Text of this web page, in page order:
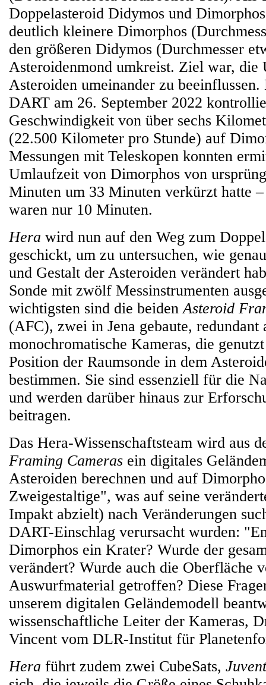
Doppelasteroid Didymos und
deutlich kleinere Dimorphos
den größeren Didymos (Durchmesser
Asteroidenmond umkreist. Ziel war, die
Asteroiden umeinander zu
DART am 26. September 2022
Geschwindigkeit von über sechs
(22.500 Kilometer pro Stunde) auf
Messungen mit Teleskopen konnten
Umlaufzeit von Dimorphos von
Minuten um 33 Minuten verkürzt hatte
waren nur 10 Minuten.
Hera wird nun auf den Weg zum
geschickt, um zu untersuchen, wie
und Gestalt der Asteroiden verändert
Sonde mit zwölf Messinstrumenten
wichtigsten sind die beidenAsteroid
(AFC), zwei in Jena gebaute, redundant
monochromatische Kameras, die
Position der Raumsonde in dem
bestimmen. Sie sind essenziell für die
und werden darüber hinaus zur
beitragen.
Das Hera-Wissenschaftsteam wird aus
Framing Cameras ein digitales
Asteroiden berechnen und auf
Zweigestaltige", was auf seine
Impakt abzielt) nach Veränderungen
DART-Einschlag verursacht wurden:
Dimorphos ein Krater? Wurde der
verändert? Wurde auch die Oberfläche
Auswurfmaterial getroffen? Diese
unserem digitalen Geländemodell
wissenschaftliche Leiter der Kameras,
Vincent vom DLR-Institut für
Hera führt zudem zwei CubeSats,